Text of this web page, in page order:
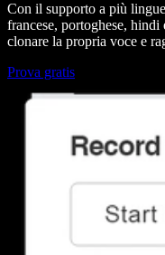
Con il supporto a più
francese, portoghese,
clonare la propria voce e
Prova gratis